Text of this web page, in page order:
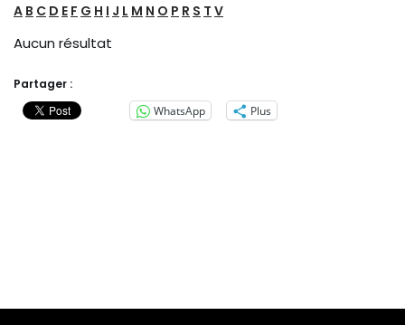
A B C D E F G H I J L M N O P R S T V
Aucun résultat
Partager :
WhatsApp
Plus